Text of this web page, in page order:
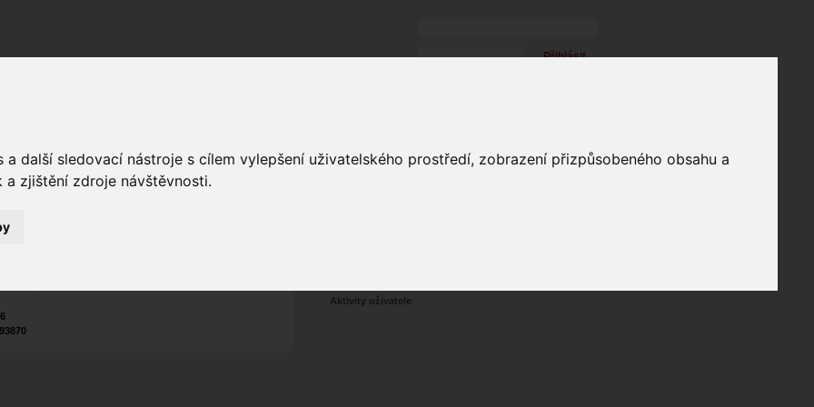
další sledovací nástroje s cílem vylepšení uživatelského prostředí, zobrazení přizpůsobeného obsahu a
zjištění zdroje návštěvnosti.
Přihlásit
Aktivity uživatele